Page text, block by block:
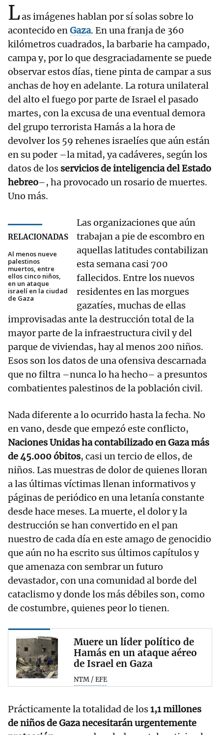
Las imágenes hablan por sí solas sobre lo
acontecido enGaza. En una franja de 360
kilómetros cuadrados, la barbarie ha campado,
campa y, por lo que desgraciadamente se puede
observar estos días, tiene pinta de campar a sus
anchas de hoy en adelante. La rotura unilateral
del alto el fuego por parte de Israel el pasado
martes, con la excusa de una eventual demora
del grupo terrorista Hamás a la hora de
devolver los 59 rehenes israelíes que aún están
en su poder –la mitad, ya cadáveres, según los
datos de los servicios de inteligencia del Estado
hebreo–, ha provocado un rosario de muertes.
Uno más.
RELACIONADAS
Al menos nueve
palestinos
muertos, entre
ellos cinco niños,
en un ataque
israelí en la ciudad
de Gaza
Las organizaciones que aún
trabajan a pie de escombro en
aquellas latitudes contabilizan
esta semana casi 700
fallecidos. Entre los nuevos
residentes en las morgues
gazatíes, muchas de ellas
improvisadas ante la destrucción total de la
mayor parte de la infraestructura civil y del
parque de viviendas, hay al menos 200 niños.
Esos son los datos de una ofensiva descarnada
que no filtra –nunca lo ha hecho– a presuntos
combatientes palestinos de la población civil.
Nada diferente a lo ocurrido hasta la fecha. No
en vano, desde que empezó este conflicto,
Naciones Unidas ha contabilizado en Gaza más
de 45.000 óbitos, casi un tercio de ellos, de
niños. Las muestras de dolor de quienes lloran
a las últimas víctimas llenan informativos y
páginas de periódico en una letanía constante
desde hace meses. La muerte, el dolor y la
destrucción se han convertido en el pan
nuestro de cada día en este amago de genocidio
que aún no ha escrito sus últimos capítulos y
que amenaza con sembrar un futuro
devastador, con una comunidad al borde del
cataclismo y donde los más débiles son, como
de costumbre, quienes peor lo tienen.
Muere un líder político de
Hamás en un ataque aéreo
de Israel en Gaza
NTM / EFE
Prácticamente la totalidad de los1,1 millones
de niños de Gaza necesitarán urgentemente